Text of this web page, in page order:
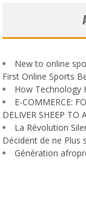
New to online
First Online Sports
How Technology
E-COMMERCE:
DELIVER SHEEP TO
La Révolution
Décident de ne Plus
Génération